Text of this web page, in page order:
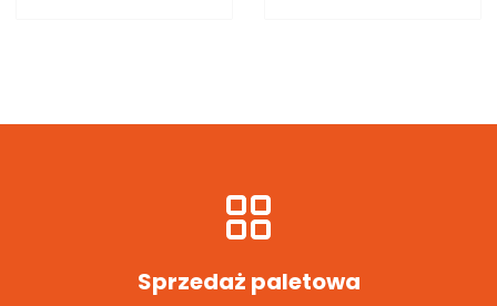
Sprzedaż paletowa